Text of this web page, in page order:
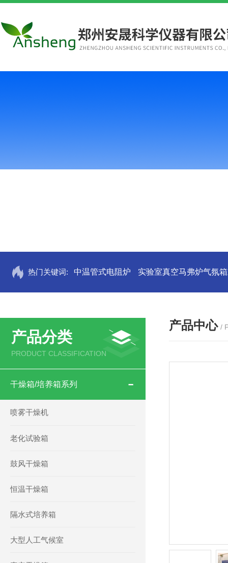
热门关键词: 中温管式电阻炉 实验室真空马弗炉气氛
产品分类
PRODUCT CLASSIFICATION
干燥箱/培养箱系列
喷雾干燥机
老化试验箱
鼓风干燥箱
恒温干燥箱
隔水式培养箱
大型人工气候室
产品中心 /